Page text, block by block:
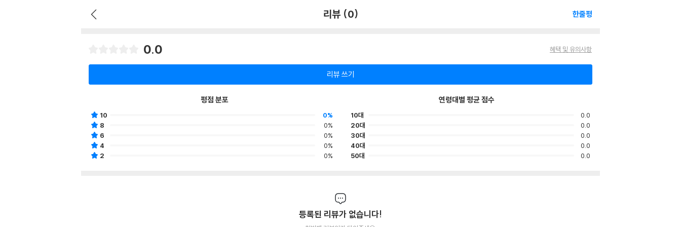
리뷰 (0) 한줄평
0.0 혜택 및 유의사항
리뷰 쓰기
평점 분포
10
0%
8
0%
6
0%
4
0%
2
0%
연령대별 평균 점수
10대
0.0
20대
0.0
30대
0.0
40대
0.0
50대
0.0
등록된 리뷰가 없습니다!